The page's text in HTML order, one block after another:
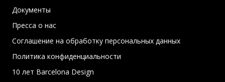
Документы
Пресса о нас
Соглашение на обработку персональных данных
Политика конфиденциальности
10 лет Barcelona Design